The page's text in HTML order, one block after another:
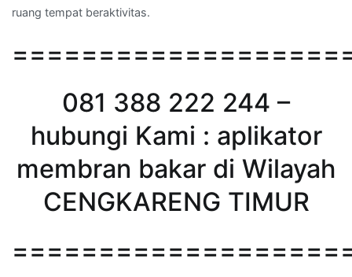
ruang tempat beraktivitas.
081 388 222 244 –
hubungi Kami : aplikator
membran bakar di Wilayah
CENGKARENG TIMUR